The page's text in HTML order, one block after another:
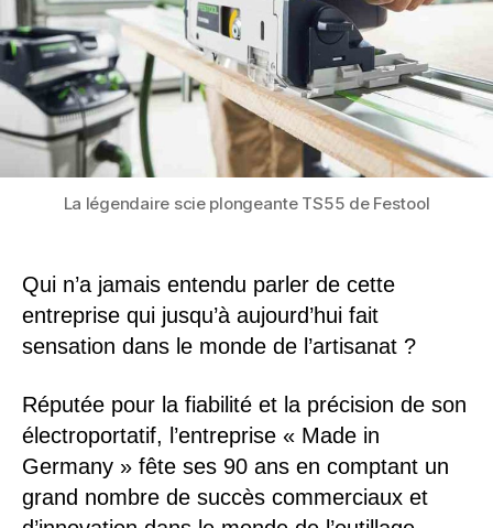
La légendaire scie plongeante TS55 de Festool
Qui n’a jamais entendu parler de cette
entreprise qui jusqu’à aujourd’hui fait
sensation dans le monde de l’artisanat ?
Réputée pour la fiabilité et la précision de son
électroportatif, l’entreprise « Made in
Germany » fête ses 90 ans en comptant un
grand nombre de succès commerciaux et